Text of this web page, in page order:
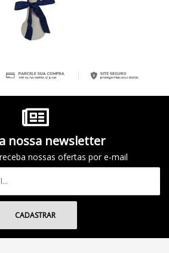
nossa newsletter
nossas ofertas por e-mail